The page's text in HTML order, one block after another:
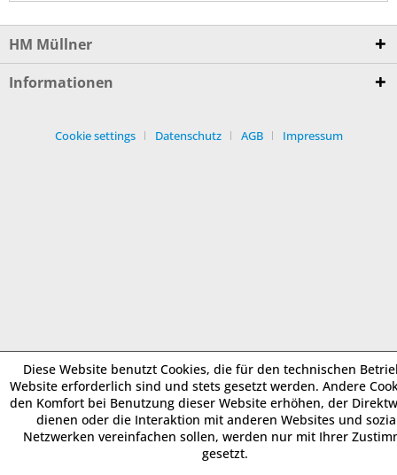
HM Müllner
Informationen
Cookie settings Datenschutz AGB Impressum
Diese Website benutzt Cookies, die für den technischen
Website erforderlich sind und stets gesetzt werden. Andere
den Komfort bei Benutzung dieser Website erhöhen, der
dienen oder die Interaktion mit anderen Websites und
Netzwerken vereinfachen sollen, werden nur mit Ihrer
gesetzt.